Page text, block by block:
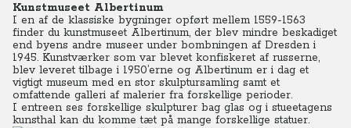
Kunstmuseet Albertinum
I en af de klassiske bygninger opført mellem 1559-1563
finder du kunstmuseet Albertinum, der blev mindre beskadiget
end byens andre museer under bombningen af Dresden i
1945. Kunstværker som var blevet konfiskeret af russerne,
blev leveret tilbage i 1950’erne og Albertinum er i dag et
vigtigt museum med en stor skulptursamling samt et
omfattende galleri af malerier fra forskellige perioder.
I entreen ses forskellige skulpturer bag glas og i stueetagens
kunsthal kan du komme tæt på mange forskellige statuer.